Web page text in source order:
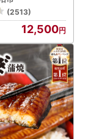
(2513)
12,500